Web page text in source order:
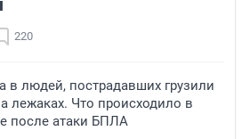
220
в людей, пострадавших грузили
лежаках. Что происходило в
после атаки БПЛА